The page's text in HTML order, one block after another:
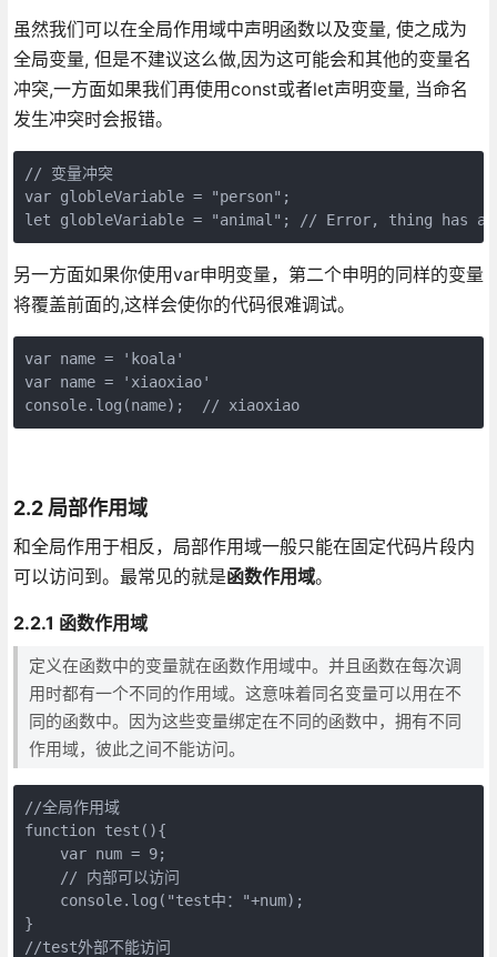
虽然我们可以在全局作用域中声明函数以及变量, 使之成为
全局变量, 但是不建议这么做,因为这可能会和其他的变量名
冲突,一方面如果我们再使用const或者let声明变量, 当命名
发生冲突时会报错。
// 变量冲突
var globleVariable = "person";
let globleVariable = "animal"; // Error, thing has
另一方面如果你使用var申明变量，第二个申明的同样的变量
将覆盖前面的,这样会使你的代码很难调试。
var name = 'koala'
var name = 'xiaoxiao'
console.log(name);  // xiaoxiao
2.2 局部作用域
和全局作用于相反，局部作用域一般只能在固定代码片段内
可以访问到。最常见的就是函数作用域。
2.2.1 函数作用域
定义在函数中的变量就在函数作用域中。并且函数在每次调
用时都有一个不同的作用域。这意味着同名变量可以用在不
同的函数中。因为这些变量绑定在不同的函数中，拥有不同
作用域，彼此之间不能访问。
//全局作用域
function test(){
    var num = 9;
    // 内部可以访问
    console.log("test中："+num);
}
//test外部不能访问